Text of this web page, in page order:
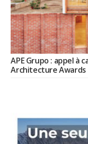
APE Grupo : appel à
Architecture Awards